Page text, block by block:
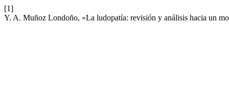
[1]
Y. A. Muñoz Londoño, «La ludopatía: revisión y análisis hacia un